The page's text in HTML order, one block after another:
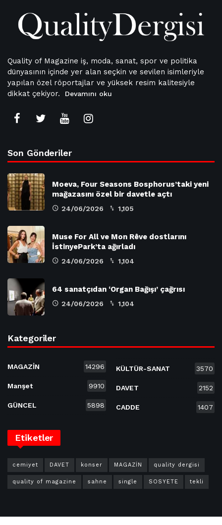
Quality of Magazine iş, moda, sanat, spor ve politika
dünyasının içinde yer alan seçkin ve sevilen isimleriyle
yapılan özel röportajlar ve yüksek resim kalitesiyle
dikkat çekiyor.
Devamını oku
Son Gönderiler
Moeva, Four Seasons Bosphorus’taki yeni
mağazasını özel bir davetle açtı
24/06/2026 1,105
Muse For All ve Mon Rêve dostlarını
İstinyePark’ta ağırladı
24/06/2026 1,104
64 sanatçıdan ‘Organ Bağışı’ çağrısı
24/06/2026 1,104
Kategoriler
MAGAZİN 14296
Manşet 9910
GÜNCEL 5898
KÜLTÜR-SANAT 3570
DAVET 2152
CADDE 1407
Etiketler
cemiyet DAVET konser MAGAZİN quality dergisi
quality of magazine sahne single SOSYETE tekli